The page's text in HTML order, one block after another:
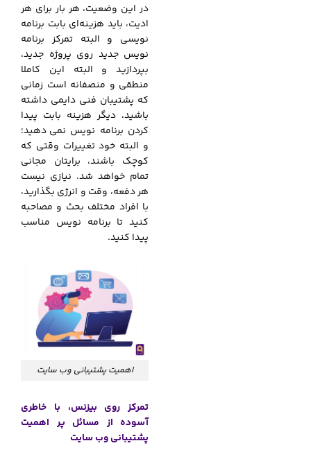
در این وضعیت، هر بار برای هر
ادیت، باید هزینه‌ای بابت برنامه
نویسی و البته تمرکز برنامه
نویس جدید روی پروژه جدید،
بپردازید و البته این کاملا
منطقی و منصفانه است زمانی
که پشتیبان فنی دایمی داشته
باشید، دیگر هزینه بابت پیدا
کردن برنامه نویس نمی‌ دهید؛
و البته خود تغییرات وقتی که
کوچک باشند، برایتان مجانی
تمام خواهد شد. نیازی نیست
هر دفعه، وقت و انرژی بگذارید،
با افراد مختلف بحث و مصاحبه
کنید تا برنامه نویس مناسب
پیدا کنید.
اهمیت پشتیبانی وب سایت
تمرکز روی بیزنس، با خاطری
آسوده از مسائل پر اهمیت
پشتیبانی وب سایت